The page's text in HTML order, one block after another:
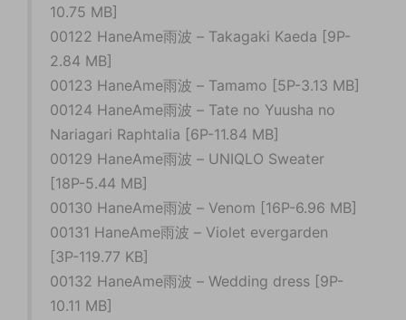
10.75 MB]
00122 HaneAme雨波 – Takagaki Kaeda [9P-
2.84 MB]
00123 HaneAme雨波 – Tamamo [5P-3.13 MB]
00124 HaneAme雨波 – Tate no Yuusha no
Nariagari Raphtalia [6P-11.84 MB]
00129 HaneAme雨波 – UNIQLO Sweater
[18P-5.44 MB]
00130 HaneAme雨波 – Venom [16P-6.96 MB]
00131 HaneAme雨波 – Violet evergarden
[3P-119.77 KB]
00132 HaneAme雨波 – Wedding dress [9P-
10.11 MB]